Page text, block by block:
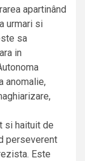
apartinând
urmari si
sa
in
anomalie,
si haituit de
perseverent
Este